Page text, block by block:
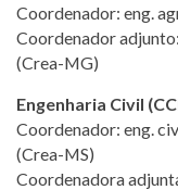
Coordenador: eng.
Coordenador
(Crea-MG)
Engenharia Civil
Coordenador: eng.
(Crea-MS)
Coordenadora